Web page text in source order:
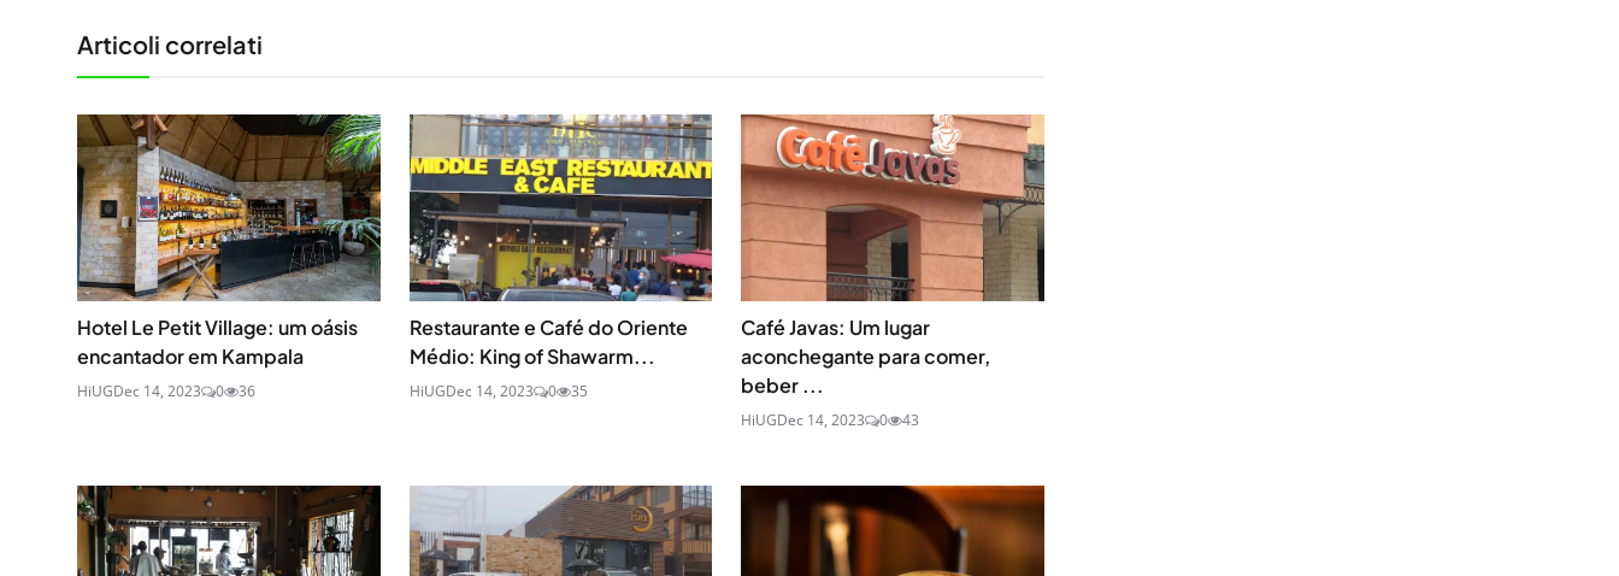
Articoli correlati
Hotel Le Petit Village: um oásis
encantador em Kampala
HiUGDec 14, 2023 0 36
Restaurante e Café do Oriente
Médio: King of Shawarm...
HiUGDec 14, 2023 0 35
Café Javas: Um lugar
aconchegante para comer,
beber ...
HiUGDec 14, 2023 0 43